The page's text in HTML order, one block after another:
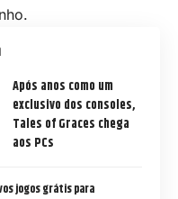
Após anos como um
exclusivo dos consoles,
Tales of Graces chega
aos PCs
jogos grátis para